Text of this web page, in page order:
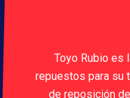
Toyo Rubio es
repuestos para su
de reposición